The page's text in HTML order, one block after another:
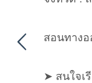
สอนทางอ
➤ สนใจเ